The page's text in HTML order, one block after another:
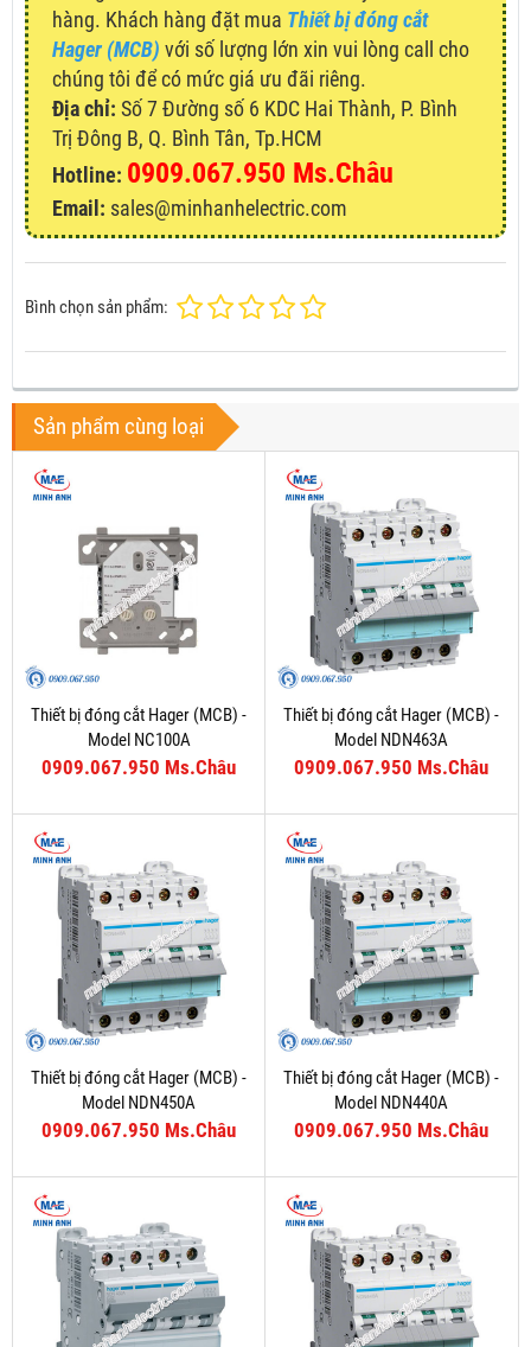
hàng. Khách hàng đặt mua Thiết bị đóng cắt
Hager (MCB) với số lượng lớn xin vui lòng call cho
chúng tôi để có mức giá ưu đãi riêng.
Địa chỉ: Số 7 Đường số 6 KDC Hai Thành, P. Bình
Trị Đông B, Q. Bình Tân, Tp.HCM
Hotline: 0909.067.950 Ms.Châu
Email: sales@minhanhelectric.com
Bình chọn sản phẩm:
Sản phẩm cùng loại
Thiết bị đóng cắt Hager (MCB) -
Model NC100A
0909.067.950 Ms.Châu
Thiết bị đóng cắt Hager (MCB) -
Model NDN463A
0909.067.950 Ms.Châu
Thiết bị đóng cắt Hager (MCB) -
Model NDN450A
0909.067.950 Ms.Châu
Thiết bị đóng cắt Hager (MCB) -
Model NDN440A
0909.067.950 Ms.Châu